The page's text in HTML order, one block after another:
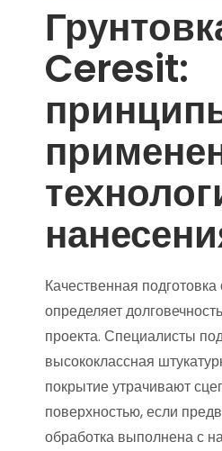
Ceresit:
Качественная
определяет
проекта. Специалисты
высококлассная
покрытие утрачивают
поверхностью, если
обработка выполнена с